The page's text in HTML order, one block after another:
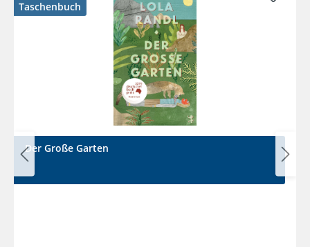
Taschenbuch
Der Große Garten